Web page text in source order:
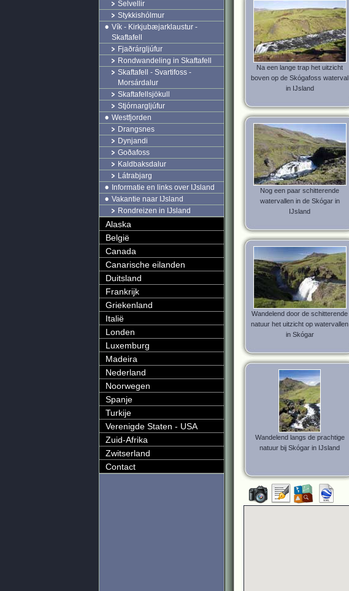
Na een lange trap het uitzicht
boven op de Skógafoss waterval
in IJsland
Nog een paar schitterende
watervallen in de Skógar in
IJsland
Wandelend door de schitterende
natuur het uitzicht op watervallen
in Skógar
Wandelend langs de prachtige
natuur bij Skógar in IJsland
Selvellir
Stykkishólmur
Vík - Kirkjubæjarklaustur -
Skaftafell
Fjaðrárgljúfur
Rondwandeling in Skaftafell
Skaftafell - Svartifoss -
Morsárdalur
Skaftafellsjökull
Stjórnargljúfur
Westfjorden
Drangsnes
Dynjandi
Goðafoss
Kaldbaksdalur
Látrabjarg
Informatie en links over IJsland
Vakantie naar IJsland
Rondreizen in IJsland
Alaska
België
Canada
Canarische eilanden
Duitsland
Frankrijk
Griekenland
Italië
Londen
Luxemburg
Madeira
Nederland
Noorwegen
Spanje
Turkije
Verenigde Staten - USA
Zuid-Afrika
Zwitserland
Contact